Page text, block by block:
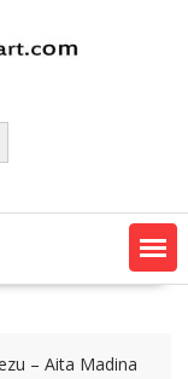
– Aita Madina